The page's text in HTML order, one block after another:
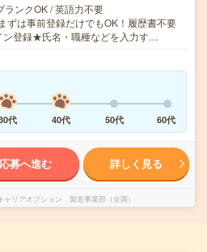
ランクOK / 英語力不要
ずは事前登録だけでもOK！履歴書不要
ン登録★氏名・職種などを入力す…
代 40代 50代 60代
応募へ進む 詳しく見る
ャリアオプション 製造事業部（全国）